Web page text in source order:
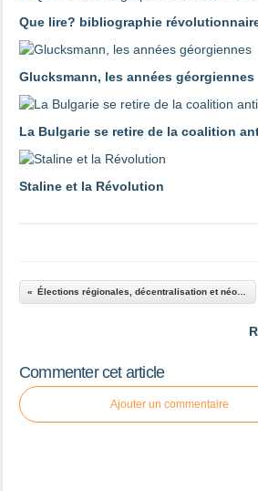
Que lire? bibliographie
Glucksmann, les années géorgiennes
La Bulgarie se retire de la coalition
Staline et la Révolution
Commenter cet article
Ajouter un commentaire